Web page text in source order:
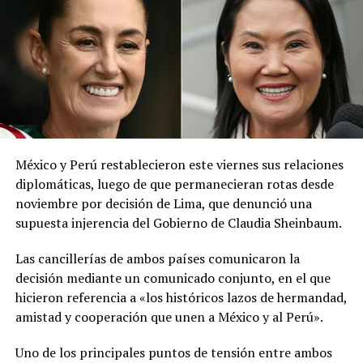
precauciones necesarias», publicó la institución en la
red social X.
El ministerio agregó que, pese a la presencia del polvo
del Sahara, se esperan lluvias durante los próximos días,
por lo que pidió a la población mantenerse atenta a la
información oficial sobre las condiciones
meteorológicas.
Las autoridades reiteraron el llamado a consultar los
canales oficiales del MARN y adoptar las medidas de
prevención necesarias para reducir los efectos de este
fenómeno atmosférico, especialmente entre las
personas con mayor riesgo de complicaciones de salud.
Comparte esto:
Facebook X
México y Perú restablecieron este viernes sus relaciones
diplomáticas, luego de que permanecieran rotas desde
noviembre por decisión de Lima, que denunció una
supuesta injerencia del Gobierno de Claudia Sheinbaum.
Las cancillerías de ambos países comunicaron la
decisión mediante un comunicado conjunto, en el que
hicieron referencia a «los históricos lazos de hermandad,
amistad y cooperación que unen a México y al Perú».
Uno de los principales puntos de tensión entre ambos